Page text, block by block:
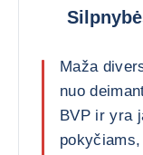
Maža
nuo
BVP ir yra